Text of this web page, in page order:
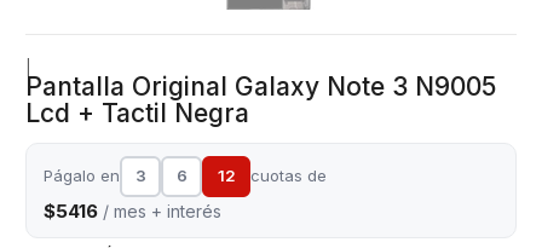
Pantalla Original Galaxy Note 3 N9005
Lcd + Tactil Negra
Págalo en 3 6 12 cuotas de
$5416 / mes + interés